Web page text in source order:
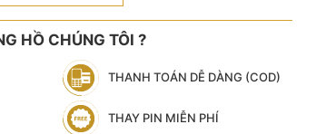
HỒ CHÚNG TÔI ?
THANH TOÁN DỄ DÀNG (COD)
THAY PIN MIỄN PHÍ